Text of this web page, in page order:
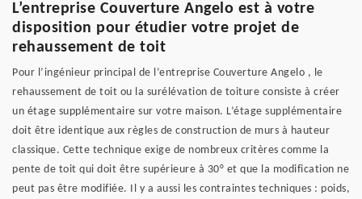
L’entreprise Couverture Angelo est à votre
disposition pour étudier votre projet de
rehaussement de toit
Pour l’ingénieur principal de l’entreprise Couverture Angelo , le
rehaussement de toit ou la surélévation de toiture consiste à créer
un étage supplémentaire sur votre maison. L’étage supplémentaire
doit être identique aux règles de construction de murs à hauteur
classique. Cette technique exige de nombreux critères comme la
pente de toit qui doit être supérieure à 30° et que la modification ne
peut pas être modifiée. Il y a aussi les contraintes techniques : poids,